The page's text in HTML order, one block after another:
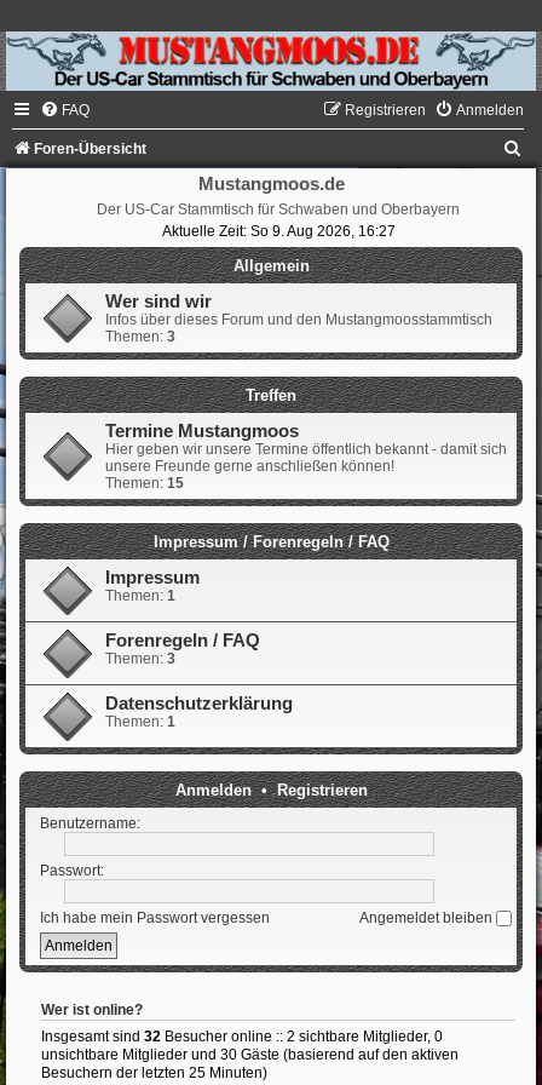
FAQ Anmelden
Registrieren
Foren-Übersicht
Mustangmoos.de
Der US-Car Stammtisch für Schwaben und Oberbayern
Aktuelle Zeit: So 9. Aug 2026, 16:27
Allgemein
Wer sind wir
Infos über dieses Forum und den Mustangmoosstammtisch
Themen: 3
Treffen
Termine Mustangmoos
Hier geben wir unsere Termine öffentlich bekannt - damit sich
unsere Freunde gerne anschließen können!
Themen: 15
Impressum / Forenregeln / FAQ
Impressum
Themen: 1
Forenregeln / FAQ
Themen: 3
Datenschutzerklärung
Themen: 1
Anmelden•Registrieren
Benutzername:
Passwort:
Ich habe mein Passwort vergessen Angemeldet bleiben
Wer ist online?
Insgesamt sind 32 Besucher online :: 2 sichtbare Mitglieder, 0
unsichtbare Mitglieder und 30 Gäste (basierend auf den aktiven
Besuchern der letzten 25 Minuten)